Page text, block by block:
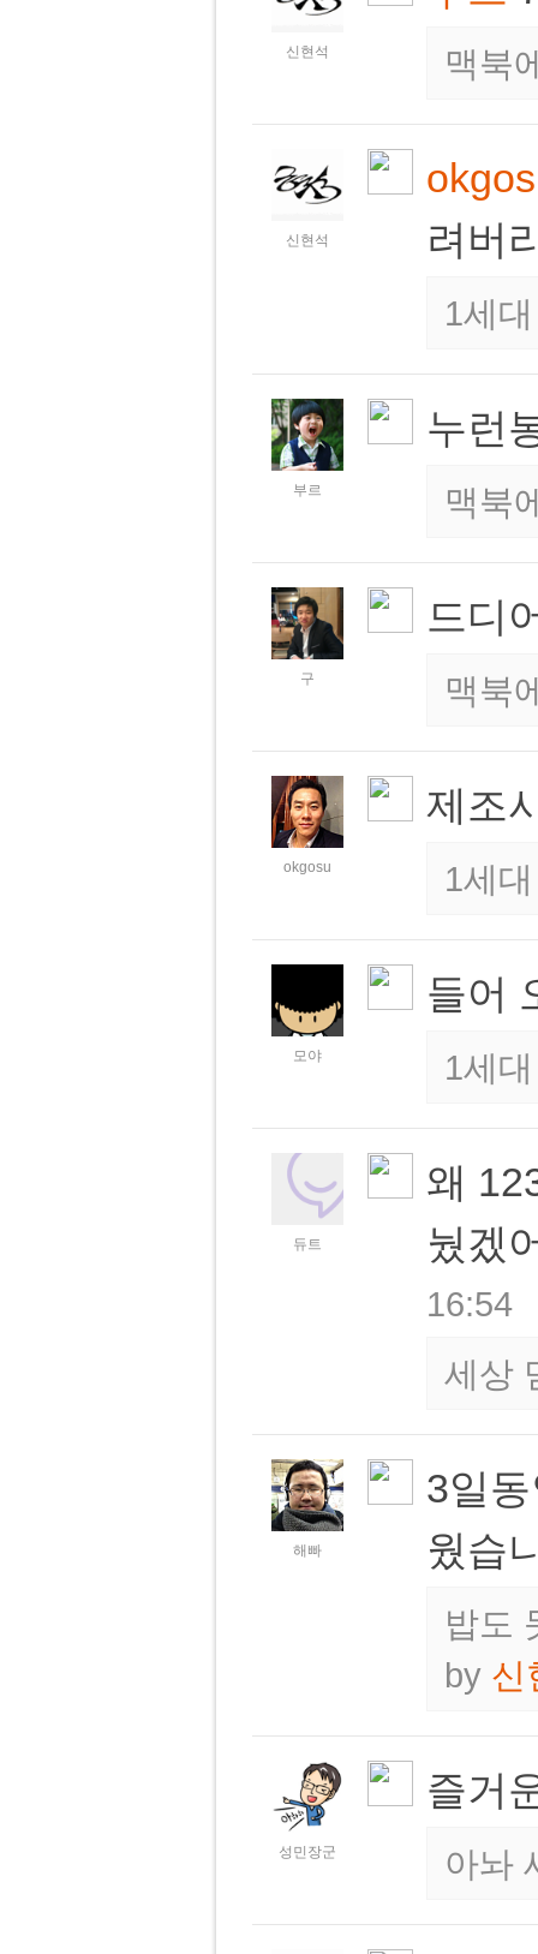
신현석 맥북
신현석
려버
1세
부르
누런
맥북
구
드디
맥북
okgosu
제조
1세
모야
들어
1세
듀트
왜
눴겠
16:54
세상
해빠
3일
웠습
밥도
by 신
성민장군
즐거
아놔